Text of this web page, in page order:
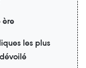
ère
les plus